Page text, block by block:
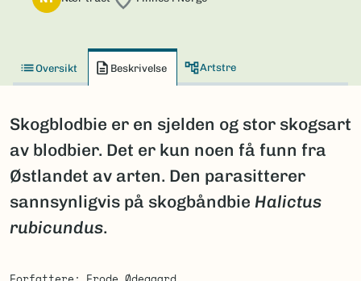
Oversikt Beskrivelse Artstre
Skogblodbie er en sjelden og stor skogsart
av blodbier. Det er kun noen få funn fra
Østlandet av arten. Den parasitterer
sannsynligvis på skogbåndbie Halictus
rubicundus.